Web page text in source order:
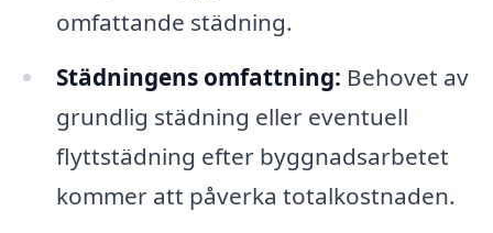
omfattande städning.
Städningens omfattning: Behovet av
grundlig städning eller eventuell
flyttstädning efter byggnadsarbetet
kommer att påverka totalkostnaden.